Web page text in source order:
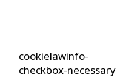
cookielawinfo-
checkbox-necessary